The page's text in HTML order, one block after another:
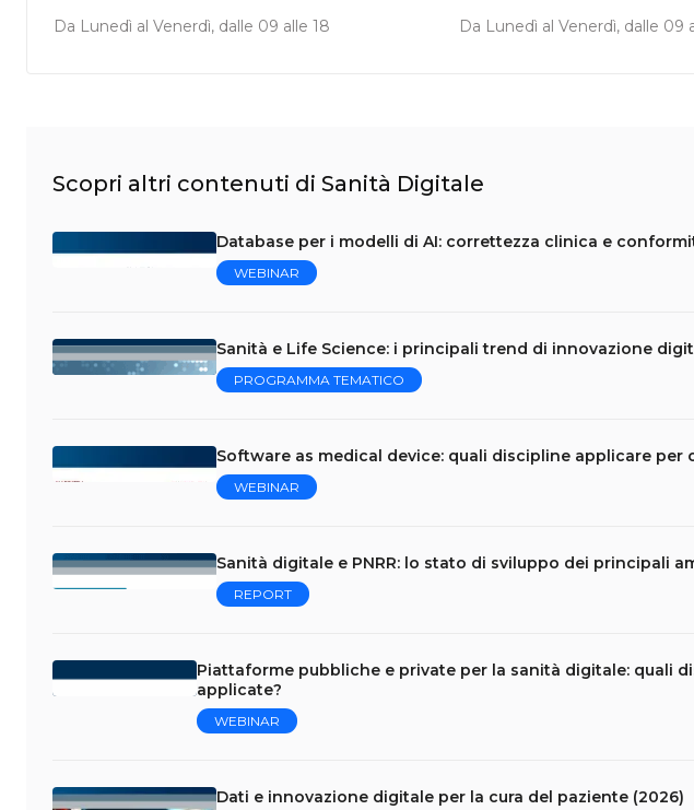
Da Lunedì al Venerdì, dalle 09 alle 18 Da Lunedì al Venerdì, dalle 09
Scopri altri contenuti di Sanità Digitale
Database per i modelli di AI: correttezza clinica e
WEBINAR
Sanità e Life Science: i principali trend di innovazione
PROGRAMMA TEMATICO
Software as medical device: quali discipline applicare per
WEBINAR
Sanità digitale e PNRR: lo stato di sviluppo dei principali
REPORT
Piattaforme pubbliche e private per la sanità digitale: quali
applicate?
WEBINAR
Dati e innovazione digitale per la cura del paziente (2026)